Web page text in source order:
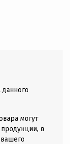
могут
продукции, в